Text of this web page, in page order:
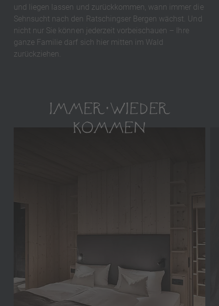
und liegen lassen und zurückkommen, wann immer die
Sehnsucht nach den Ratschingser Bergen wächst. Und
nicht nur Sie können jederzeit vorbeischauen – Ihre
ganze Familie darf sich hier mitten im Wald
zurückziehen.
IMMER WIEDER
KOMMEN